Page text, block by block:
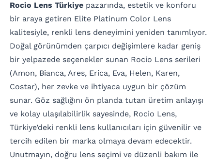
Rocio Lens Türkiye pazarında, estetik ve konforu
bir araya getiren Elite Platinum Color Lens
kalitesiyle, renkli lens deneyimini yeniden tanımlıyor.
Doğal görünümden çarpıcı değişimlere kadar geniş
bir yelpazede seçenekler sunan Rocio Lens serileri
(Amon, Bianca, Ares, Erica, Eva, Helen, Karen,
Costar), her zevke ve ihtiyaca uygun bir çözüm
sunar. Göz sağlığını ön planda tutan üretim anlayışı
ve kolay ulaşılabilirlik sayesinde, Rocio Lens,
Türkiye’deki renkli lens kullanıcıları için güvenilir ve
tercih edilen bir marka olmaya devam edecektir.
Unutmayın, doğru lens seçimi ve düzenli bakım ile